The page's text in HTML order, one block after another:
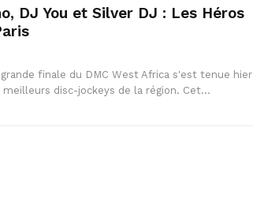
DJ You et Silver DJ : Les Héros
finale du DMC West Africa s'est tenue hier
meilleurs disc-jockeys de la région. Cet…